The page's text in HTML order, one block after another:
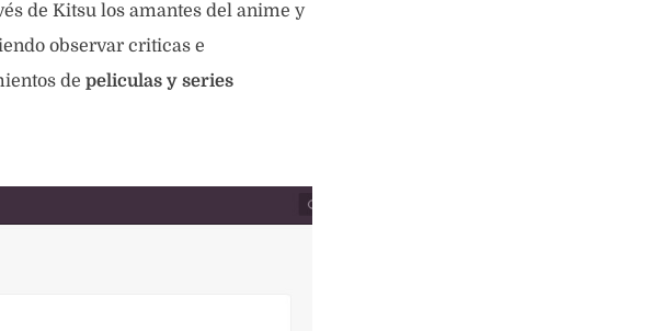
de Kitsu los amantes del anime y
observar criticas e
de peliculas y series